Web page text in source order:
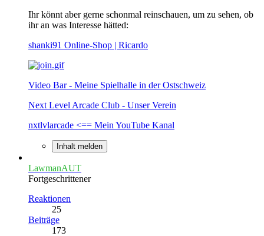
Ihr könnt aber gerne schonmal reinschauen, um zu sehen, ob
ihr an was Interesse hätted:
shanki91 Online-Shop | Ricardo
Video Bar - Meine Spielhalle in der Ostschweiz
Next Level Arcade Club - Unser Verein
nxtlvlarcade <== Mein YouTube Kanal
Inhalt melden
LawmanAUT
Fortgeschrittener
Reaktionen
25
Beiträge
173